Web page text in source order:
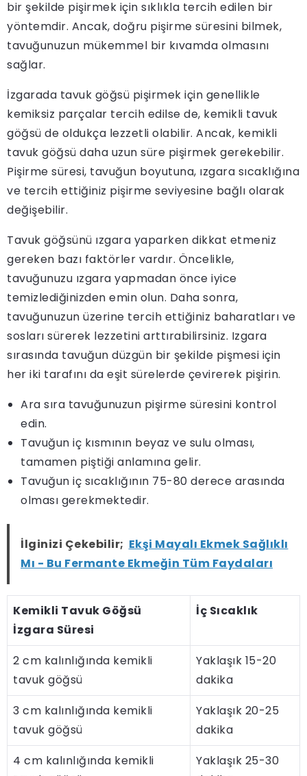
bir şekilde pişirmek için sıklıkla tercih edilen bir
yöntemdir. Ancak, doğru pişirme süresini bilmek,
tavuğunuzun mükemmel bir kıvamda olmasını
sağlar.
İzgarada tavuk göğsü pişirmek için genellikle
kemiksiz parçalar tercih edilse de, kemikli tavuk
göğsü de oldukça lezzetli olabilir. Ancak, kemikli
tavuk göğsü daha uzun süre pişirmek gerekebilir.
Pişirme süresi, tavuğun boyutuna, ızgara sıcaklığına
ve tercih ettiğiniz pişirme seviyesine bağlı olarak
değişebilir.
Tavuk göğsünü ızgara yaparken dikkat etmeniz
gereken bazı faktörler vardır. Öncelikle,
tavuğunuzu ızgara yapmadan önce iyice
temizlediğinizden emin olun. Daha sonra,
tavuğunuzun üzerine tercih ettiğiniz baharatları ve
sosları sürerek lezzetini arttırabilirsiniz. Izgara
sırasında tavuğun düzgün bir şekilde pişmesi için
her iki tarafını da eşit sürelerde çevirerek pişirin.
Ara sıra tavuğunuzun pişirme süresini kontrol
edin.
Tavuğun iç kısmının beyaz ve sulu olması,
tamamen piştiği anlamına gelir.
Tavuğun iç sıcaklığının 75-80 derece arasında
olması gerekmektedir.
İlginizi Çekebilir; Ekşi Mayalı Ekmek Sağlıklı
Mı - Bu Fermante Ekmeğin Tüm Faydaları
Kemikli Tavuk Göğsü
İzgara Süresi
İç Sıcaklık
2 cm kalınlığında kemikli
tavuk göğsü
Yaklaşık 15-20
dakika
3 cm kalınlığında kemikli
tavuk göğsü
Yaklaşık 20-25
dakika
4 cm kalınlığında kemikli
Yaklaşık 25-30